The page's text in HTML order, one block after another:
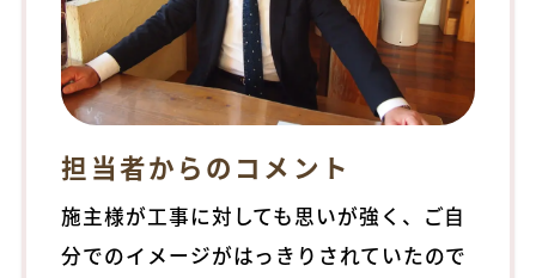
担当者からのコメント
施主様が工事に対しても思いが強く、ご自
分でのイメージがはっきりされていたので